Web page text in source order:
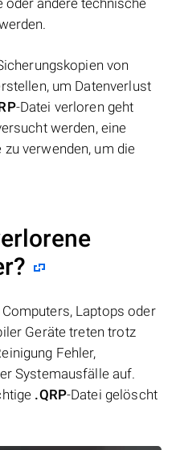
von
um Datenverlust
-Datei verloren geht
werden, eine
verwenden, um die
Laptops oder
Geräte treten trotz
Fehler,
Systemausfälle auf.
.QRP-Datei gelöscht